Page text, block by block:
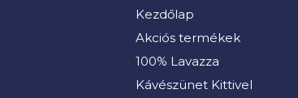
Kezdőlap
Akciós termékek
100% Lavazza
Kávészünet Kittivel